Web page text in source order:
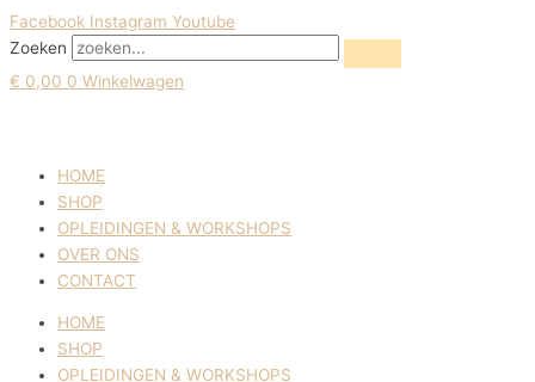
Facebook Instagram Youtube
Zoeken
€ 0,00 0 Winkelwagen
HOME
SHOP
OPLEIDINGEN & WORKSHOPS
OVER ONS
CONTACT
HOME
SHOP
OPLEIDINGEN & WORKSHOPS